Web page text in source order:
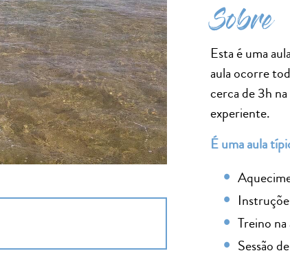
Sobre
Esta é uma
aula ocorre
cerca de 3h
experiente.
É uma aula
Treino
Sessão